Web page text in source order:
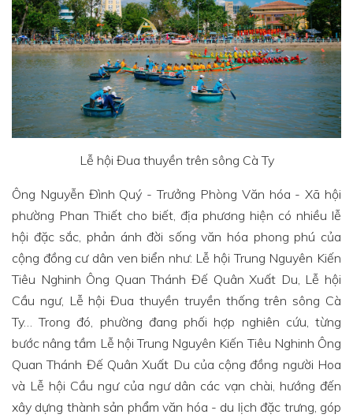
Lễ hội Đua thuyền trên sông Cà Ty
Ông Nguyễn Đình Quý - Trưởng Phòng Văn hóa - Xã hội
phường Phan Thiết cho biết, địa phương hiện có nhiều lễ
hội đặc sắc, phản ánh đời sống văn hóa phong phú của
cộng đồng cư dân ven biển như: Lễ hội Trung Nguyên Kiến
Tiêu Nghinh Ông Quan Thánh Đế Quân Xuất Du, Lễ hội
Cầu ngư, Lễ hội Đua thuyền truyền thống trên sông Cà
Ty… Trong đó, phường đang phối hợp nghiên cứu, từng
bước nâng tầm Lễ hội Trung Nguyên Kiến Tiêu Nghinh Ông
Quan Thánh Đế Quân Xuất Du của cộng đồng người Hoa
và Lễ hội Cầu ngư của ngư dân các vạn chài, hướng đến
xây dựng thành sản phẩm văn hóa - du lịch đặc trưng, góp